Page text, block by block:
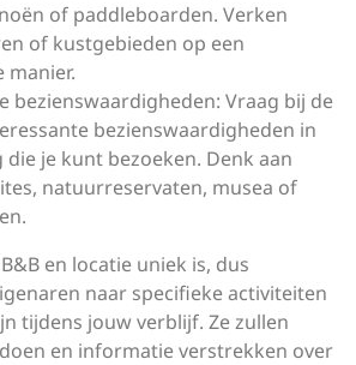
of paddleboarden. Verken
of kustgebieden op een
manier.
bezienswaardigheden: Vraag bij de
bezienswaardigheden in
die je kunt bezoeken. Denk aan
natuurreservaten, musea of
en locatie uniek is, dus
naar specifieke activiteiten
tijdens jouw verblijf. Ze zullen
en informatie verstrekken over